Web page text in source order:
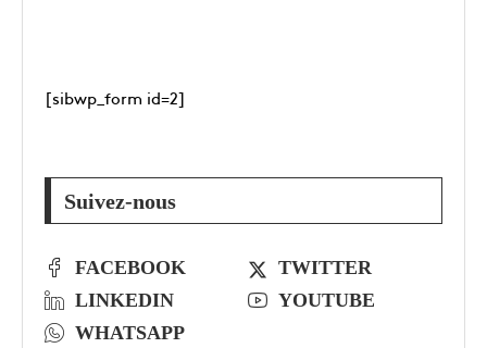
[sibwp_form id=2]
Suivez-nous
FACEBOOK
TWITTER
LINKEDIN
YOUTUBE
WHATSAPP